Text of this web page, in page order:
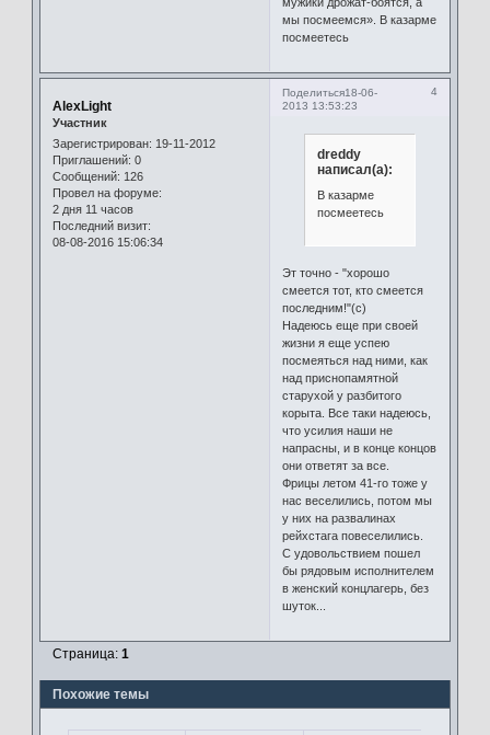
мы посмеемся». В казарме
посмеетесь
Поделиться 4
18-06-
2013 13:53:23
AlexLight
Участник
Зарегистрирован: 19-11-2012
Приглашений: 0
Сообщений: 126
Провел на форуме:
2 дня 11 часов
Последний визит:
08-08-2016 15:06:34
dreddy
написал(а):
В казарме
посмеетесь
Эт точно - "хорошо
смеется тот, кто смеется
последним!"(с)
Надеюсь еще при своей
жизни я еще успею
посмеяться над ними, как
над приснопамятной
старухой у разбитого
корыта. Все таки надеюсь,
что усилия наши не
напрасны, и в конце концов
они ответят за все.
Фрицы летом 41-го тоже у
нас веселились, потом мы
у них на развалинах
рейхстага повеселились.
С удовольствием пошел
бы рядовым исполнителем
в женский концлагерь, без
шуток...
Страница: 1
Похожие темы